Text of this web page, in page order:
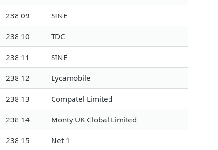
238 09 SINE
238 10 TDC
238 11 SINE
238 12 Lycamobile
238 13 Compatel Limited
238 14 Monty UK Global Limited
238 15 Net 1